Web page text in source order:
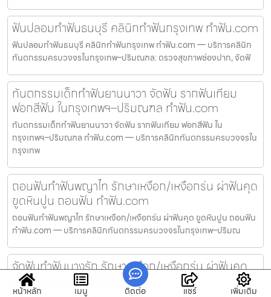
ฟันปลอมทำฟันธนบุรี คลินิกทำฟันกรุงเทพ ทำฟัน.com
ฟันปลอมทำฟันธนบุรี คลินิกทำฟันกรุงเทพ ทำฟัน.com — บริการคลินิก
ทันตกรรมครบวงจรในกรุงเทพ–ปริมณฑล: ตรวจสุขภาพช่องปาก, จัดฟั
ทันตกรรมเด็กทำฟันยานนาวา จัดฟัน รากฟันเทียม
ฟอกสีฟัน ในกรุงเทพฯ–ปริมณฑล ทำฟัน.com
ทันตกรรมเด็กทำฟันยานนาวา จัดฟัน รากฟันเทียม ฟอกสีฟัน ใน
กรุงเทพฯ–ปริมณฑล ทำฟัน.com — บริการคลินิกทันตกรรมครบวงจรใน
กรุงเทพ
ถอนฟันทำฟันพญาไท รักษาเหงือก/เหงือกร่น ผ่าฟันคุด
ขูดหินปูน ถอนฟัน ทำฟัน.com
ถอนฟันทำฟันพญาไท รักษาเหงือก/เหงือกร่น ผ่าฟันคุด ขูดหินปูน ถอนฟัน
ทำฟัน.com — บริการคลินิกทันตกรรมครบวงจรในกรุงเทพ–ปริมณ
จัดฟันทำฟันบางรัก รักษาเหงือก/เหงือกร่น ผ่าฟันคุด
ขูดหินปูน ถอนฟัน ทำฟัน.com
หน้าหลัก เมนู ติดต่อ แชร์ เพิ่มเติม